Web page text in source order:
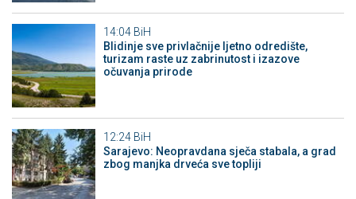
14:04 BiH
Blidinje sve privlačnije ljetno odredište,
turizam raste uz zabrinutost i izazove
očuvanja prirode
12:24 BiH
Sarajevo: Neopravdana sječa stabala, a grad
zbog manjka drveća sve topliji